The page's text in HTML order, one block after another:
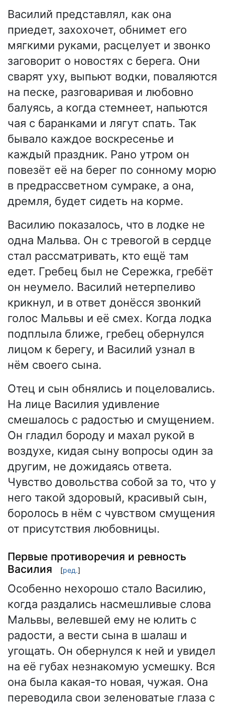
Василий представлял, как она
приедет, захохочет, обнимет его
мягкими руками, расцелует и звонко
заговорит о новостях с берега. Они
сварят уху, выпьют водки, поваляются
на песке, разговаривая и любовно
балуясь, а когда стемнеет, напьются
чая с баранками и лягут спать. Так
бывало каждое воскресенье и
каждый праздник. Рано утром он
повезёт её на берег по сонному морю
в предрассветном сумраке, а она,
дремля, будет сидеть на корме.
Василию показалось, что в лодке не
одна Мальва. Он с тревогой в сердце
стал рассматривать, кто ещё там
едет. Гребец был не Сережка, гребёт
он неумело. Василий нетерпеливо
крикнул, и в ответ донёсся звонкий
голос Мальвы и её смех. Когда лодка
подплыла ближе, гребец обернулся
лицом к берегу, и Василий узнал в
нём своего сына.
Отец и сын обнялись и поцеловались.
На лице Василия удивление
смешалось с радостью и смущением.
Он гладил бороду и махал рукой в
воздухе, кидая сыну вопросы один за
другим, не дожидаясь ответа.
Чувство довольства собой за то, что у
него такой здоровый, красивый сын,
боролось в нём с чувством смущения
от присутствия любовницы.
Первые противоречия и ревность
Василия
[ред.]
Особенно нехорошо стало Василию,
когда раздались насмешливые слова
Мальвы, велевшей ему не юлить с
радости, а вести сына в шалаш и
угощать. Он обернулся к ней и увидел
на её губах незнакомую усмешку. Вся
она была какая-то новая, чужая. Она
переводила свои зеленоватые глаза с